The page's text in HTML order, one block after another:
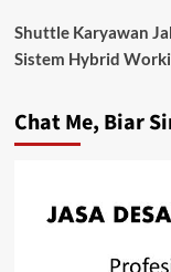
Shuttle Karyawan
Sistem Hybrid
Chat Me, Biar